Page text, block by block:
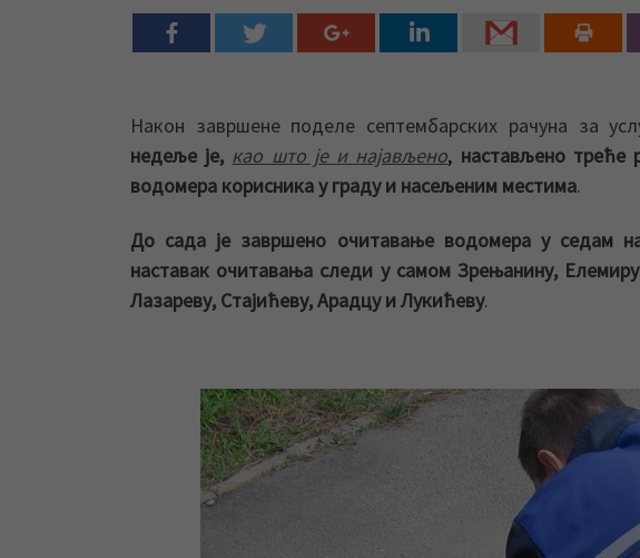
Након завршене поделе септембарских рачуна за
недеље је, као што је и најављено, настављено
водомера корисника у граду и насељеним местима.
До сада је завршено очитавање водомера у седам
наставак очитавања следи у самом Зрењанину,
Лазареву, Стајићеву, Арадцу и Лукићеву.